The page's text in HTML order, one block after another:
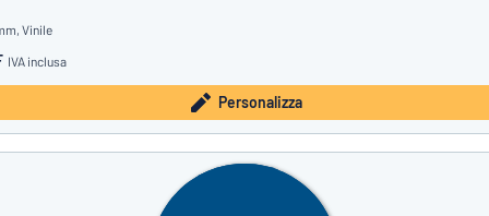
Vinile
IVA inclusa
Personalizza